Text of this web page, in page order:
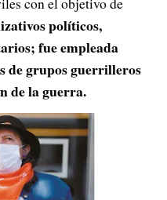
políticos,
fue empleada
de grupos guerrilleros
de la guerra.